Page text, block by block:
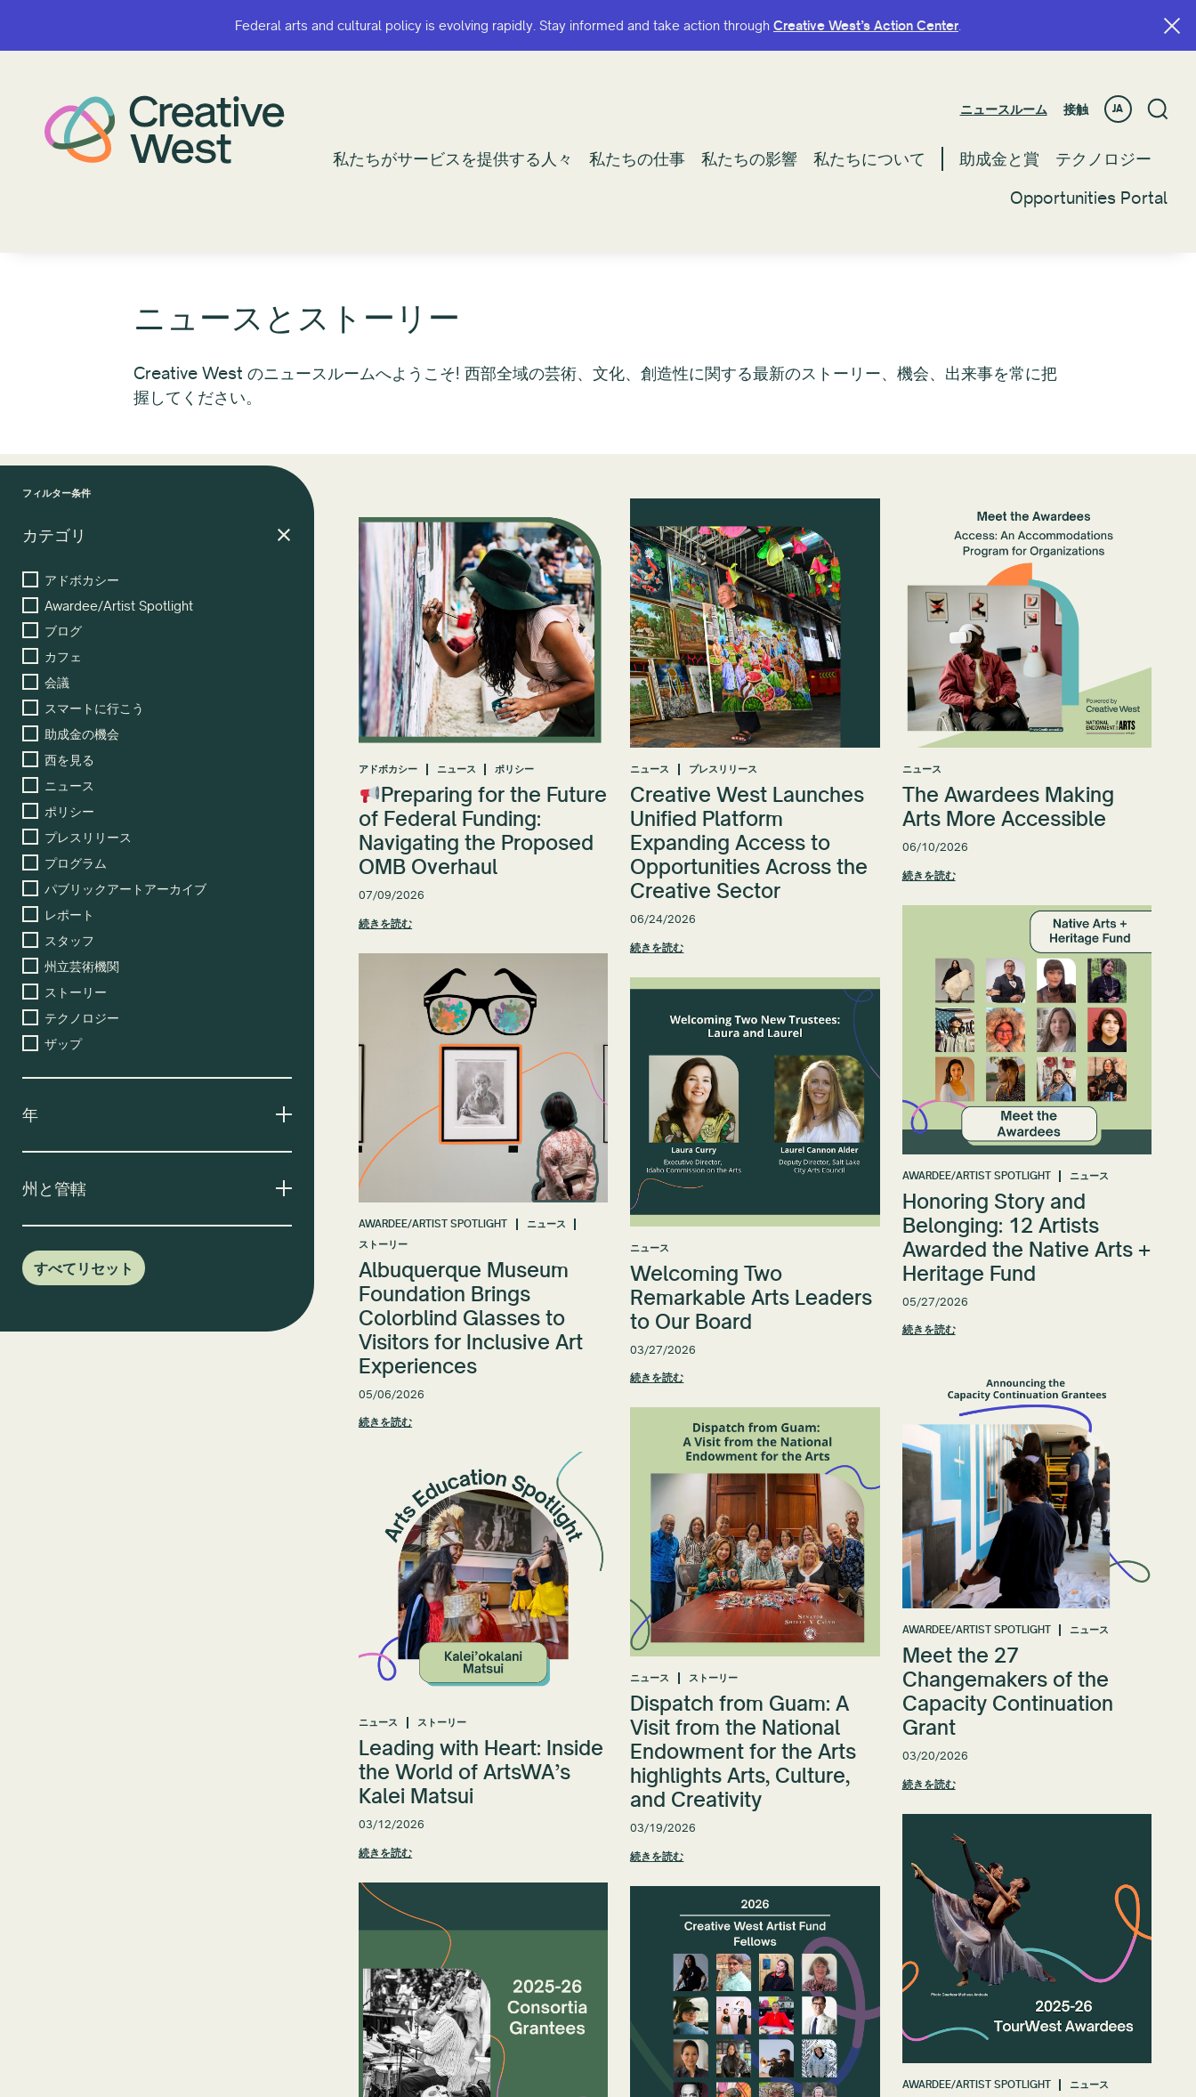
Federal arts and cultural policy is evolving rapidly. Stay informed and take action through Creative West’s Action Center.
ニュースルーム 接触 JA
私たちがサービスを提供する人々 私たちの仕事 私たちの影響 私たちについて 助成金と賞
テクノロジー
Opportunities Portal
Federal arts and cultural policy is evolving rapidly. Stay informed and take action through Creative West’s Action Center.
ニュースルーム 接触 JA
私たちがサービスを提供する人々 私たちの仕事 私たちの影響 私たちについて 助成金と賞
テクノロジー
Opportunities Portal
ニュースとストーリー
Creative West のニュースルームへようこそ! 西部全域の芸術、文化、創造性に関する最新のストーリー、機会、出来事を常に把
握してください。
フィルター条件
カテゴリ
アドボカシー
Awardee/Artist Spotlight
ブログ
カフェ
会議
スマートに行こう
助成金の機会
西を見る
ニュース
ポリシー
プレスリリース
プログラム
パブリックアートアーカイブ
レポート
スタッフ
州立芸術機関
ストーリー
テクノロジー
ザップ
年
州と管轄
すべてリセット
アドボカシー ニュース ポリシー
Preparing for the Future
of Federal Funding:
Navigating the Proposed
OMB Overhaul
07/09/2026
続きを読む
ニュース プレスリリース
Creative West Launches
Unified Platform
Expanding Access to
Opportunities Across the
Creative Sector
06/24/2026
続きを読む
ニュース
The Awardees Making
Arts More Accessible
06/10/2026
続きを読む
AWARDEE/ARTIST SPOTLIGHT ニュース
Honoring Story and
Belonging: 12 Artists
Awarded the Native Arts +
Heritage Fund
05/27/2026
続きを読む
AWARDEE/ARTIST SPOTLIGHT
ニュース
ストーリー
Albuquerque Museum
Foundation Brings
Colorblind Glasses to
Visitors for Inclusive Art
Experiences
05/06/2026
続きを読む
ニュース
Welcoming Two
Remarkable Arts Leaders
to Our Board
03/27/2026
続きを読む
AWARDEE/ARTIST SPOTLIGHT ニュース
Meet the 27
Changemakers of the
Capacity Continuation
Grant
03/20/2026
続きを読む
ニュース ストーリー
Dispatch from Guam: A
Visit from the National
Endowment for the Arts
highlights Arts, Culture,
and Creativity
03/19/2026
続きを読む
ニュース ストーリー
Leading with Heart: Inside
the World of ArtsWA’s
Kalei Matsui
03/12/2026
続きを読む
AWARDEE/ARTIST SPOTLIGHT ニュース